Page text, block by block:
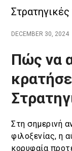
Στρατηγικές
DECEMBER 30, 2024
Πώς να
Στη σημερινή
φιλοξενίας, η
κορυφαία